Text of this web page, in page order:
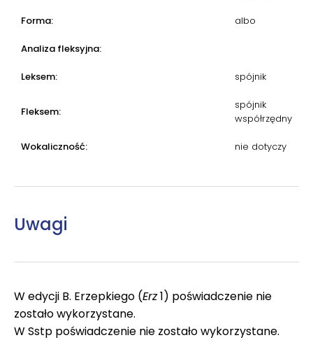
Forma: albo
Analiza fleksyjna:
Leksem: spójnik
Fleksem:
spójnik
współrzędny
Wokaliczność: nie dotyczy
Uwagi
W edycji B. Erzepkiego (Erz1) poświadczenie nie
zostało wykorzystane.
W Sstp poświadczenie nie zostało wykorzystane.